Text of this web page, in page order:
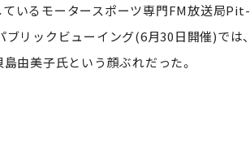
いるモータースポーツ専門FM放送局Pit-
リックビューイング(6月30日開催)では、
由美子氏という顔ぶれだった。